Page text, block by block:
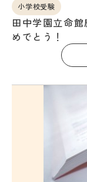
小学校受験
田中学園立命
めでとう！